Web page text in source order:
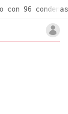
con 96 condenas